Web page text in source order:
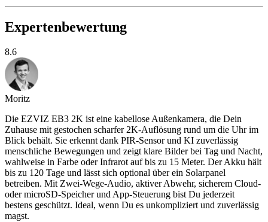
Expertenbewertung
8.6
Moritz
Die EZVIZ EB3 2K ist eine kabellose Außenkamera, die Dein
Zuhause mit gestochen scharfer 2K-Auflösung rund um die Uhr im
Blick behält. Sie erkennt dank PIR-Sensor und KI zuverlässig
menschliche Bewegungen und zeigt klare Bilder bei Tag und Nacht,
wahlweise in Farbe oder Infrarot auf bis zu 15 Meter. Der Akku hält
bis zu 120 Tage und lässt sich optional über ein Solarpanel
betreiben. Mit Zwei-Wege-Audio, aktiver Abwehr, sicherem Cloud-
oder microSD-Speicher und App-Steuerung bist Du jederzeit
bestens geschützt. Ideal, wenn Du es unkompliziert und zuverlässig
magst.